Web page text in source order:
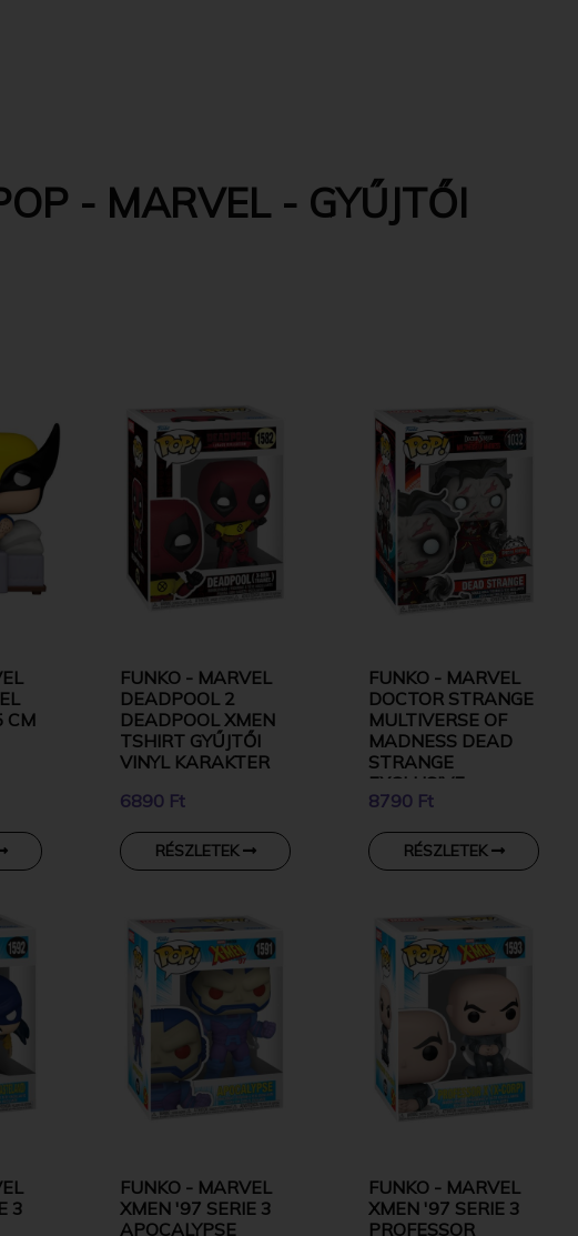
- MARVEL - GYŰJTŐI
CM
FUNKO - MARVEL
DEADPOOL 2
DEADPOOL XMEN
TSHIRT GYŰJTŐI
VINYL KARAKTER
6890 Ft
RÉSZLETEK
FUNKO - MARVEL
DOCTOR STRANGE
MULTIVERSE OF
MADNESS DEAD
STRANGE
EXCLUSIVE
GYŰJTŐI VINYL
8790 Ft
RÉSZLETEK
3
FUNKO - MARVEL
XMEN '97 SERIE 3
APOCALYPSE
FUNKO - MARVEL
XMEN '97 SERIE 3
PROFESSOR